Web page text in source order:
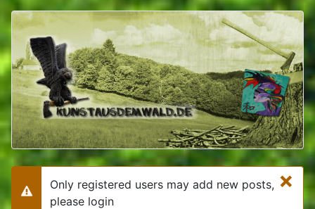
×
Warning
Only registered users may add new posts,
please login